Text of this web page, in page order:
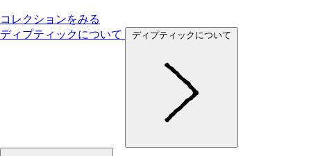
コレクションをみる
ディプティックについて
ディプティックについて